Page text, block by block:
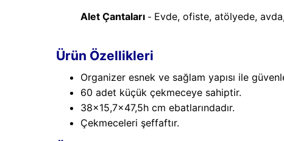
Alet Çantaları- Evde, ofiste, atölyede,
Ürün Özellikleri
Organizer esnek ve sağlam yapısı ile
60 adet küçük çekmeceye sahiptir.
38x15,7x47,5h cm ebatlarındadır.
Çekmeceleri şeffaftır.